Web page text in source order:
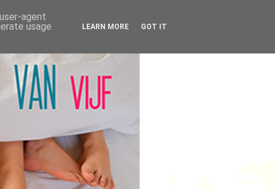
agent
usage
LEARN MORE GOT IT